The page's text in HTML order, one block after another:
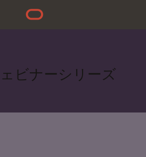
ビナーシリーズ